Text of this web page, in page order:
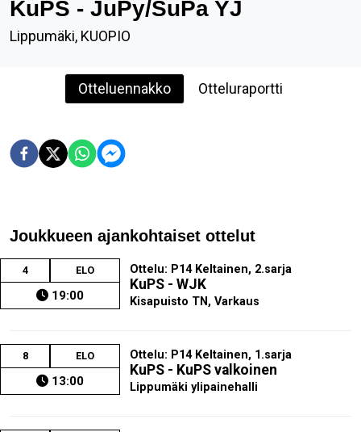
KuPS - JuPy/SuPa YJ
Lippumäki, KUOPIO
Otteluennakko Otteluraportti
Joukkueen ajankohtaiset ottelut
4 ELO
19:00
Ottelu: P14 Keltainen, 2.sarja
KuPS - WJK
Kisapuisto TN, Varkaus
8 ELO
13:00
Ottelu: P14 Keltainen, 1.sarja
KuPS - KuPS valkoinen
Lippumäki ylipainehalli